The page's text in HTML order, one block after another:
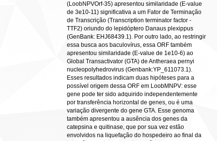
(LoobNPVOrf-35) apresentou similaridade (E-value
de 3e10-11) significativa a um Fator de Terminação
de Transcrição (Transcription terminator factor -
TTF2) oriundo do lepidóptero Danaus plexippus
(GenBank: EHJ68439.1). Por outro lado, ao restringir
essa busca aos baculovírus, essa ORF também
apresentou similaridade (E-value de 1e10-6) ao
Global Transactivator (GTA) de Antheraea pernyi
nucleopolyhedrovirus (Genbank:YP_611073.1).
Esses resultados indicam duas hipóteses para a
possível origem dessa ORF em LoobMNPV: esse
gene pode ter sido adquirido independentemente
por transferência horizontal de genes, ou é uma
variação divergente do gene GTA. Esse genoma
também apresentou a ausência dos genes da
catepsina e quitinase, que por sua vez estão
envolvidos na liquefação do hospedeiro ao final da